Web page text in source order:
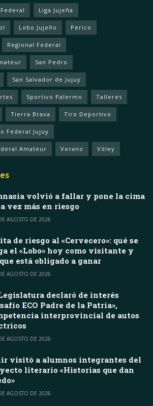
Liga Jujeña
Lobo Jujeño Perico
Regional Federal
San Pedro
San Salvador de Jujuy
Sportivo Palermo Talleres
Tierra Brava Tiro Deportivo
Federal Jujuy
Amateur Verano Vóley
volvió a fallar y pone la cima
vez más en riesgo
AGOSTO DE 2026
de riesgo al «Cervecero»: qué se
el «Lobo» hoy como visitante y
está obligado a ganar
AGOSTO DE 2026
declaró de interés
ECO Padre de la Patria»,
interprovincial de autos
AGOSTO DE 2026
visitó a alumnos integrantes del
literario «Historias que dan
AGOSTO DE 2026